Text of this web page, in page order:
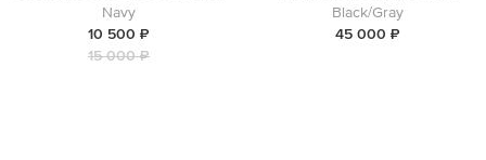
Navy
10 500 ₽
15 000 ₽
Black/Gray
45 000 ₽